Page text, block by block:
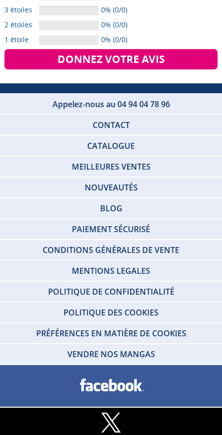
3 étoiles
0% (0/0)
2 étoiles
0% (0/0)
1 étoile
0% (0/0)
DONNEZ VOTRE AVIS
Appelez-nous au 04 94 04 78 96
CONTACT
CATALOGUE
MEILLEURES VENTES
NOUVEAUTÉS
BLOG
PAIEMENT SÉCURISÉ
CONDITIONS GÉNÉRALES DE VENTE
MENTIONS LEGALES
POLITIQUE DE CONFIDENTIALITÉ
POLITIQUE DES COOKIES
PRÉFÉRENCES EN MATIÈRE DE COOKIES
VENDRE NOS MANGAS